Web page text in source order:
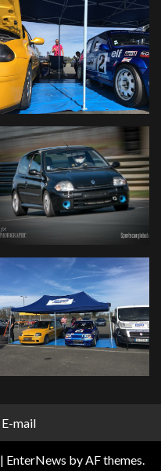
E-mail
| EnterNews by AF themes.